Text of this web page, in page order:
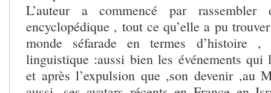
L’auteur a commencé par rassembler
encyclopédique , tout ce qu’elle a pu
monde séfarade en termes d’histoire
linguistique :aussi bien les événements qui
et après l’expulsion que ,son devenir ,au